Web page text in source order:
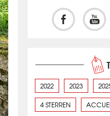
2022 2023
4 STERREN